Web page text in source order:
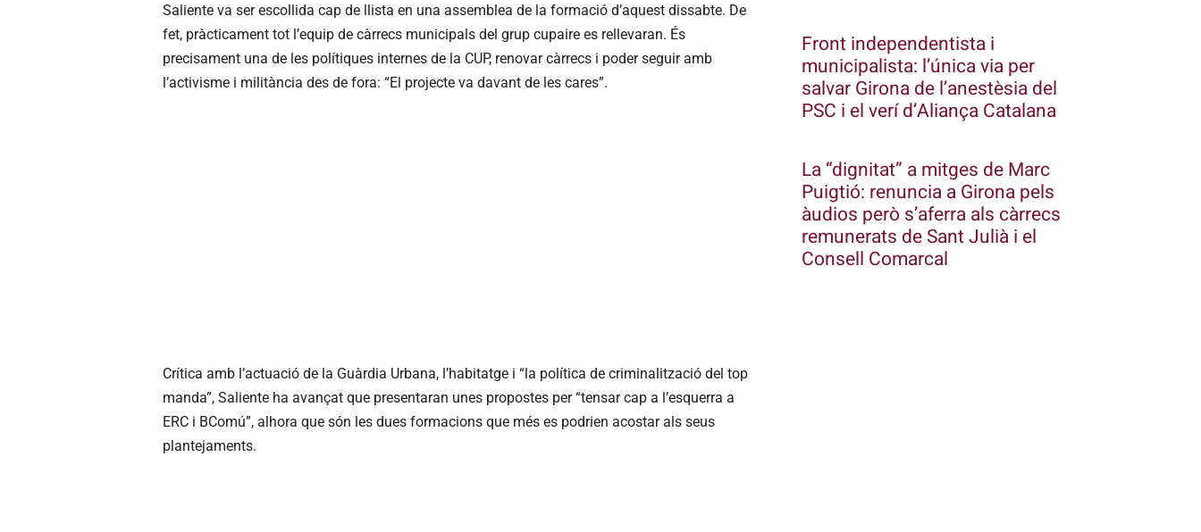
Saliente va ser escollida cap de llista en una assemblea de la formació d’aquest dissabte. De
fet, pràcticament tot l’equip de càrrecs municipals del grup cupaire es rellevaran. És
precisament una de les polítiques internes de la CUP, renovar càrrecs i poder seguir amb
l’activisme i militància des de fora: “El projecte va davant de les cares”.
Crítica amb l’actuació de la Guàrdia Urbana, l’habitatge i “la política de criminalització del top
manda”, Saliente ha avançat que presentaran unes propostes per “tensar cap a l’esquerra a
ERC i BComú”, alhora que són les dues formacions que més es podrien acostar als seus
plantejaments.
Front independentista i
municipalista: l’única via per
salvar Girona de l’anestèsia del
PSC i el verí d’Aliança Catalana
La “dignitat” a mitges de Marc
Puigtió: renuncia a Girona pels
àudios però s’aferra als càrrecs
remunerats de Sant Julià i el
Consell Comarcal